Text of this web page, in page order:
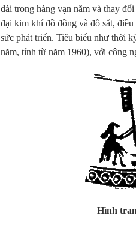
dài trong hàng vạn năm và thay
đại kim khí đồ đồng và đồ sắt,
sức phát triển. Tiêu biểu như thời
năm, tính từ năm 1960), với công
Hình